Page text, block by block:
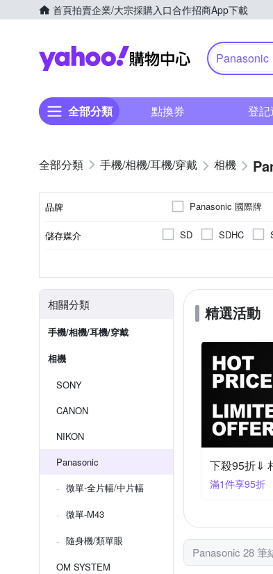
首頁拍賣企業/大宗採購入口合作招商App下載
Yahoo購物中心
Panasonic
全部分類 點換券 登記
手機/相機/耳機/穿戴 相機
品牌 Panasonic 國際牌
儲存媒介 SD SDHC
相關分類
手機/相機/耳機/穿戴
相機
SONY
CANON
NIKON
Panasonic
微單-全片幅/中片幅
微單-M43
隨身機/類單眼
OM SYSTEM
精選活動
下殺95折⇓
滿1件享95折
Panasonic 28 筆